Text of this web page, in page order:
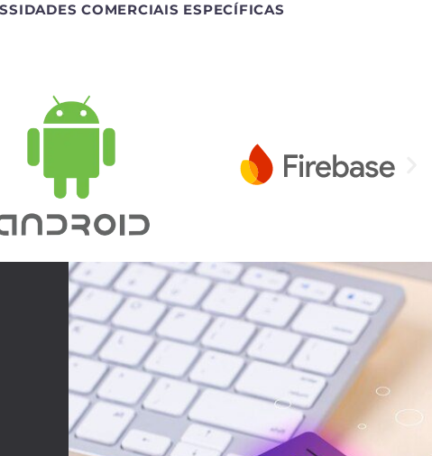
COMERCIAIS ESPECÍFICAS